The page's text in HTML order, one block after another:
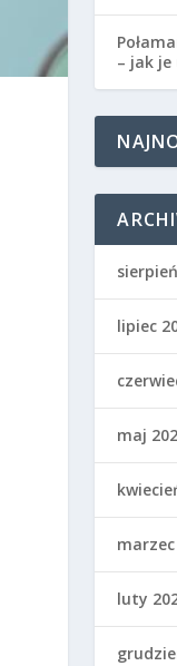
– jak
lipiec
maj
luty